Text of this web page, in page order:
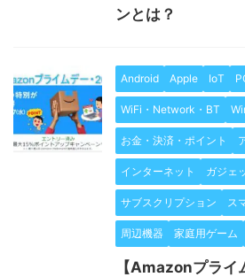
ンとは？
Android Apple IoT
WiFi・Network・BT
お金・決済・ポイント
インターネット ガジェ
サブスクリプション ス
周辺機器 家庭用ゲーム
【Amazonプライ